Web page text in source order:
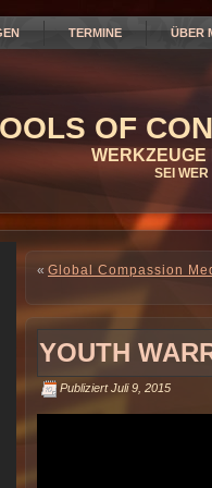
TERMINE ÜBER
OF
WERKZEUGE
SEI
« Global Compassion
YOUTH
Publiziert Juli 9, 2015